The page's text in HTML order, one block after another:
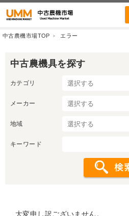
中古農機市場TOP エラー
中古農機具を探す
カテゴリ
メーカー
地域
キーワード
大変申し訳ございません。